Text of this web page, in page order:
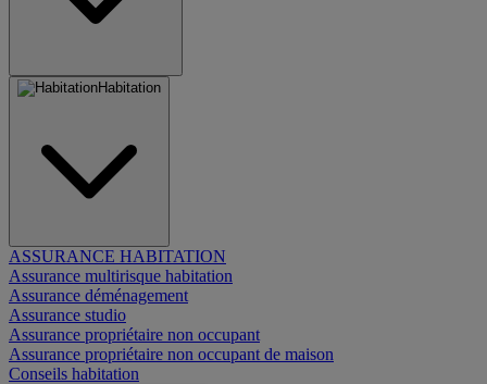
Habitation
ASSURANCE HABITATION
Assurance multirisque habitation
Assurance déménagement
Assurance studio
Assurance propriétaire non occupant
Assurance propriétaire non occupant de maison
Conseils habitation